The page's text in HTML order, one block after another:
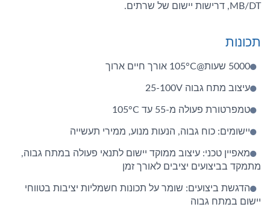
MB/DT, דרישות יישום של שרתים.
תכונות
5000 שעות@105°C אורך חיים ארוך
עיצוב מתח גבוה 25-100V
טמפרטורת פעולה מ-55 עד 105°C
יישומים: כוח גבוה, הנעות מנוע, ממירי תעשייה
מאפיין טכני: עיצוב ממוקד יישום לתנאי פעולה במתח גבוה,
מתמקד בביצועים יציבים לאורך זמן
הדגשת ביצועים: שומר על תכונות חשמליות יציבות בטווחי
יישום במתח גבוה